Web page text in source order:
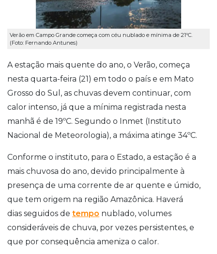
Verão em Campo Grande começa com céu nublado e mínima de 21ºC.
(Foto: Fernando Antunes)
A estação mais quente do ano, o Verão, começa
nesta quarta-feira (21) em todo o país e em Mato
Grosso do Sul, as chuvas devem continuar, com
calor intenso, já que a mínima registrada nesta
manhã é de 19ºC. Segundo o Inmet (Instituto
Nacional de Meteorologia), a máxima atinge 34ºC.
Conforme o instituto, para o Estado, a estação é a
mais chuvosa do ano, devido principalmente à
presença de uma corrente de ar quente e úmido,
que tem origem na região Amazônica. Haverá
dias seguidos de tempo nublado, volumes
consideráveis de chuva, por vezes persistentes, e
que por consequência ameniza o calor.